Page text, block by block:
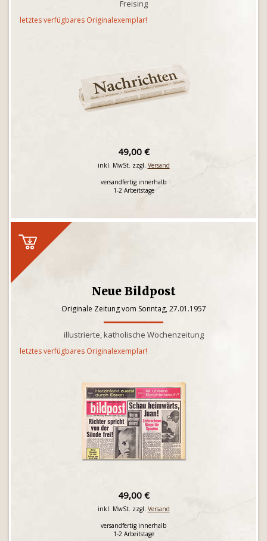
Freising
letztes verfügbares Originalexemplar!
49,00 €
inkl. MwSt. zzgl. Versand
versandfertig innerhalb
1-2 Arbeitstage
Neue Bildpost
Originale Zeitung vom Sonntag, 27.01.1957
illustrierte, katholische Wochenzeitung
letztes verfügbares Originalexemplar!
49,00 €
inkl. MwSt. zzgl. Versand
versandfertig innerhalb
1-2 Arbeitstage